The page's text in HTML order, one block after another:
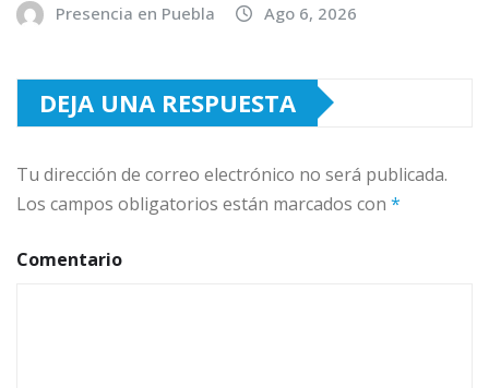
Presencia en Puebla Ago 6, 2026
DEJA UNA RESPUESTA
Tu dirección de correo electrónico no será publicada.
Los campos obligatorios están marcados con *
Comentario